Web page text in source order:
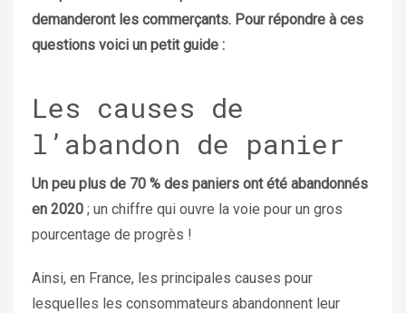
demanderont les commerçants. Pour répondre à ces
questions voici un petit guide :
Les causes de
l’abandon de panier
Un peu plus de 70 % des paniers ont été abandonnés
en 2020 ; un chiffre qui ouvre la voie pour un gros
pourcentage de progrès !
Ainsi, en France, les principales causes pour
lesquelles les consommateurs abandonnent leur